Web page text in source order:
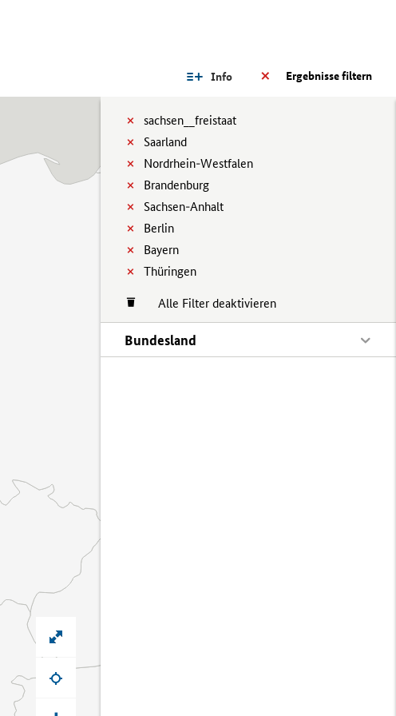
Ergebnisse filtern
Info
sachsen__freistaat
Saarland
Nordrhein-Westfalen
Brandenburg
Sachsen-Anhalt
Berlin
Bayern
Thüringen
Alle Filter deaktivieren
Bundesland